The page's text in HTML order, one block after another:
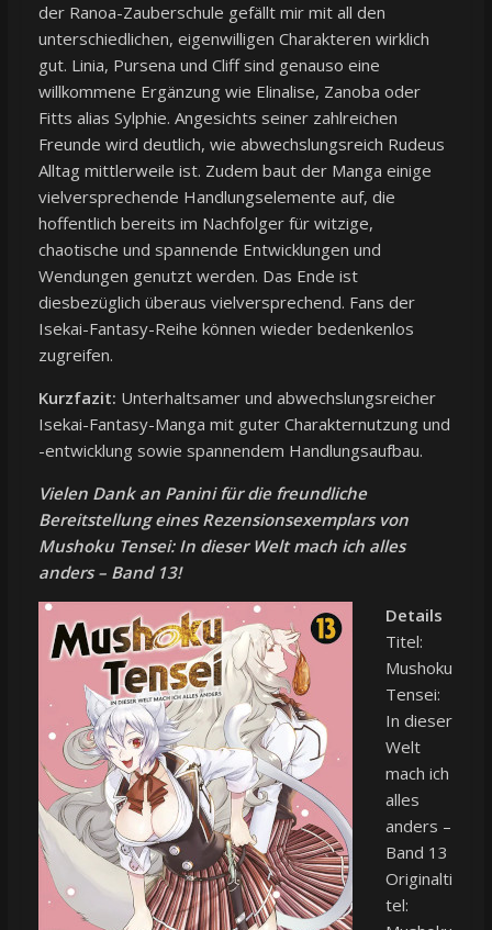
der Ranoa-Zauberschule gefällt mir mit all den
unterschiedlichen, eigenwilligen Charakteren wirklich
gut. Linia, Pursena und Cliff sind genauso eine
willkommene Ergänzung wie Elinalise, Zanoba oder
Fitts alias Sylphie. Angesichts seiner zahlreichen
Freunde wird deutlich, wie abwechslungsreich Rudeus
Alltag mittlerweile ist. Zudem baut der Manga einige
vielversprechende Handlungselemente auf, die
hoffentlich bereits im Nachfolger für witzige,
chaotische und spannende Entwicklungen und
Wendungen genutzt werden. Das Ende ist
diesbezüglich überaus vielversprechend. Fans der
Isekai-Fantasy-Reihe können wieder bedenkenlos
zugreifen.
Kurzfazit: Unterhaltsamer und abwechslungsreicher
Isekai-Fantasy-Manga mit guter Charakternutzung und
-entwicklung sowie spannendem Handlungsaufbau.
Vielen Dank an Panini für die freundliche
Bereitstellung eines Rezensionsexemplars von
Mushoku Tensei: In dieser Welt mach ich alles
anders – Band 13!
Details
Titel:
Mushoku
Tensei:
In dieser
Welt
mach ich
alles
anders –
Band 13
Originalti
tel: